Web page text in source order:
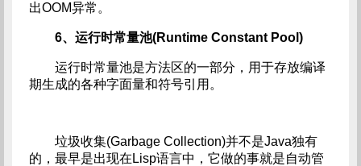
出OOM异常。
6、运行时常量池(Runtime Constant Pool)
运行时常量池是方法区的一部分，用于存放编译
期生成的各种字面量和符号引用。
垃圾收集(Garbage Collection)并不是Java独有
的，最早是出现在Lisp语言中，它做的事就是自动管